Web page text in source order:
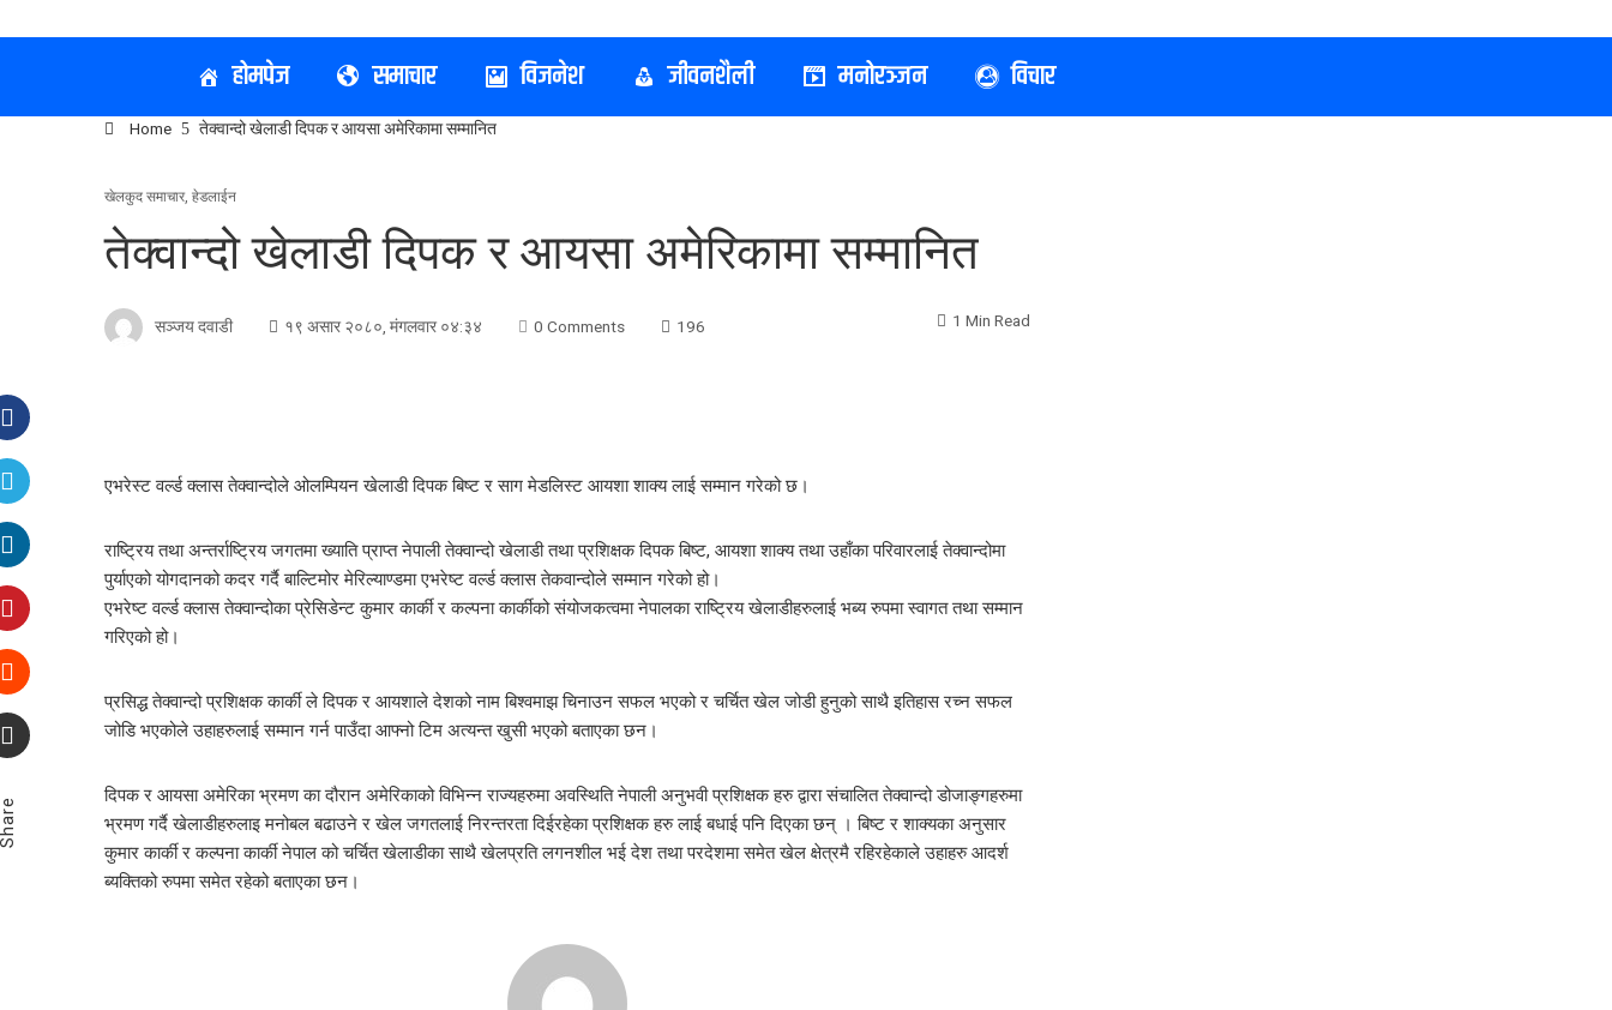
होमपेज समाचार विजनेश जीवनशैली मनोरञ्जन विचार
Home तेक्वान्दो खेलाडी दिपक र आयसा अमेरिकामा सम्मानित
खेलकुद समाचार, हेडलाईन
तेक्वान्दो खेलाडी दिपक र आयसा अमेरिकामा सम्मानित
सञ्जय दवाडी १९ असार २०८०, मंगलवार ०४:३४ 0 Comments 196 1 Min Read
एभरेस्ट वर्ल्ड क्लास तेक्वान्दोले ओलम्पियन खेलाडी दिपक बिष्ट र साग मेडलिस्ट आयशा शाक्य लाई सम्मान गरेको छ।
राष्ट्रिय तथा अन्तर्राष्ट्रिय जगतमा ख्याति प्राप्त नेपाली तेक्वान्दो खेलाडी तथा प्रशिक्षक दिपक बिष्ट, आयशा शाक्य तथा उहाँका परिवारलाई तेक्वान्दोमा
पुर्याएको योगदानको कदर गर्दै बाल्टिमोर मेरिल्याण्डमा एभरेष्ट वर्ल्ड क्लास तेकवान्दोले सम्मान गरेको हो।
एभरेष्ट वर्ल्ड क्लास तेक्वान्दोका प्रेसिडेन्ट कुमार कार्की र कल्पना कार्कीको संयोजकत्वमा नेपालका राष्ट्रिय खेलाडीहरुलाई भब्य रुपमा स्वागत तथा सम्मान
गरिएको हो।
प्रसिद्ध तेक्वान्दो प्रशिक्षक कार्की ले दिपक र आयशाले देशको नाम बिश्वमाझ चिनाउन सफल भएको र चर्चित खेल जोडी हुनुको साथै इतिहास रच्न सफल
जोडि भएकोले उहाहरुलाई सम्मान गर्न पाउँदा आफ्नो टिम अत्यन्त खुसी भएको बताएका छन।
दिपक र आयसा अमेरिका भ्रमण का दौरान अमेरिकाको विभिन्न राज्यहरुमा अवस्थिति नेपाली अनुभवी प्रशिक्षक हरु द्वारा संचालित तेक्वान्दो डोजाङ्गहरुमा
भ्रमण गर्दै खेलाडीहरुलाइ मनोबल बढाउने र खेल जगतलाई निरन्तरता दिईरहेका प्रशिक्षक हरु लाई बधाई पनि दिएका छन् । बिष्ट र शाक्यका अनुसार
कुमार कार्की र कल्पना कार्की नेपाल को चर्चित खेलाडीका साथै खेलप्रति लगनशील भई देश तथा परदेशमा समेत खेल क्षेत्रमै रहिरहेकाले उहाहरु आदर्श
ब्यक्तिको रुपमा समेत रहेको बताएका छन।